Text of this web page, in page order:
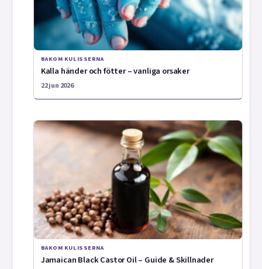
BAKOM KULISSERNA
Kalla händer och fötter – vanliga orsaker
22 jun 2026
BAKOM KULISSERNA
Jamaican Black Castor Oil – Guide & Skillnader